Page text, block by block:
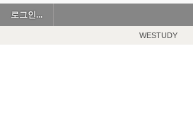
로그인...
WESTUDY